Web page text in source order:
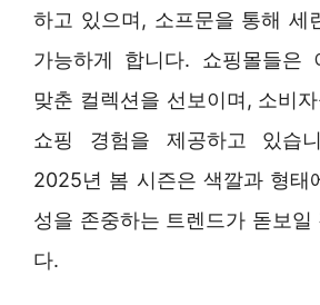
하고 있으며, 소프문을 통해 세
가능하게 합니다. 쇼핑몰들은
맞춘 컬렉션을 선보이며, 소비
쇼핑 경험을 제공하고 있습
2025년 봄 시즌은 색깔과 형태
성을 존중하는 트렌드가 돋보일
다.